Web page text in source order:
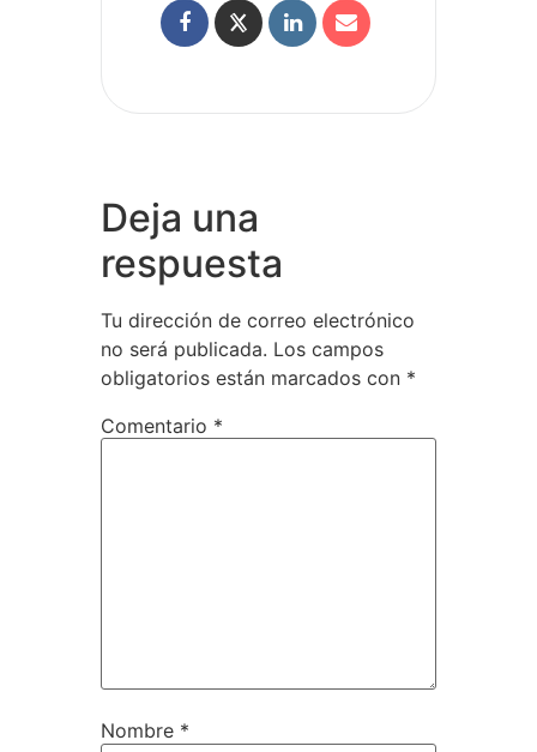
Deja una
respuesta
Tu dirección de correo electrónico
no será publicada. Los campos
obligatorios están marcados con *
Comentario *
Nombre *